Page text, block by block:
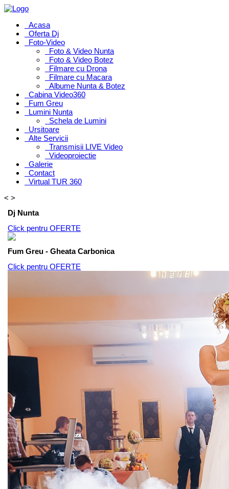
Acasa
Oferta Dj
Foto-Video
Foto & Video Nunta
Foto & Video Botez
Filmare cu Drona
Filmare cu Macara
Albume Nunta & Botez
Cabina Video360
Fum Greu
Lumini Nunta
Schela de Lumini
Ursitoare
Alte Servicii
Transmisii LIVE Video
Videoproiectie
Galerie
Contact
Virtual TUR 360
< >
Dj Nunta
Click pentru OFERTE
Fum Greu - Gheata Carbonica
Click pentru OFERTE